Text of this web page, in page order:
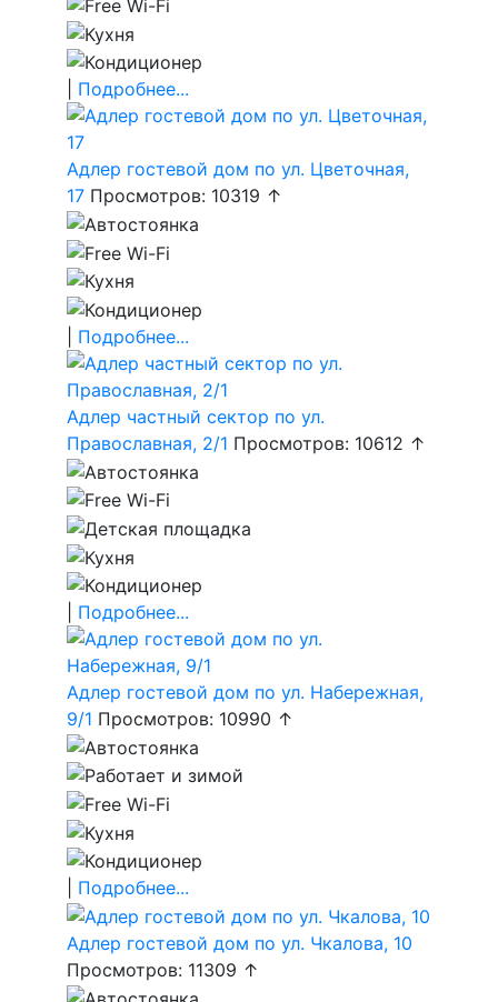
Подробнее...
Адлер гостевой дом по ул. Цветочная,
17 Просмотров: 10319 ↑
Подробнее...
Адлер частный сектор по ул.
Православная, 2/1 Просмотров: 10612 ↑
Подробнее...
Адлер гостевой дом по ул. Набережная,
9/1 Просмотров: 10990 ↑
Подробнее...
Адлер гостевой дом по ул. Чкалова, 10
Просмотров: 11309 ↑